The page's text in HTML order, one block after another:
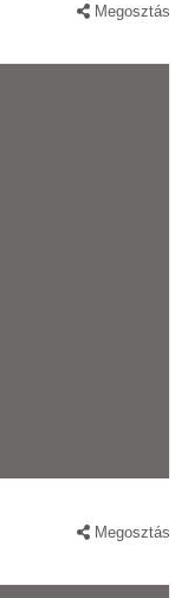
Megosztás
Megosztás